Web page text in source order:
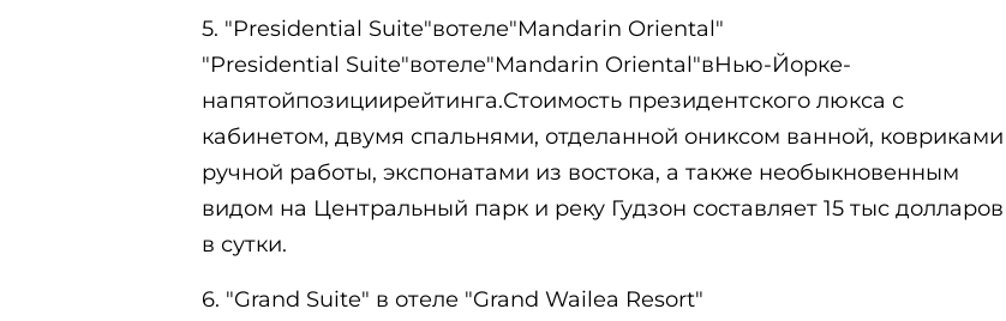
5. "Presidential Suite"вотеле"Mandarin Oriental"
"Presidential Suite"вотеле"Mandarin Oriental"вНью-Йорке-
напятойпозициирейтинга.Стоимость президентского люкса с
кабинетом, двумя спальнями, отделанной ониксом ванной, ковриками
ручной работы, экспонатами из востока, а также необыкновенным
видом на Центральный парк и реку Гудзон составляет 15 тыс долларов
в сутки.
6. "Grand Suite" в отеле "Grand Wailea Resort"